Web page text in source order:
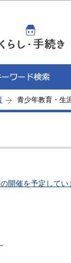
青少年教育・生
開催を予定してい